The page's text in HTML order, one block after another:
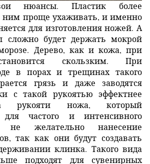
нюансы. Пластик более
ним проще ухаживать, и именно
для изготовления ножей. А
сложно будет держать мокрой
Дерево, как и кожа, при
скользким. При
в порах и трещинах такого
грязь и даже заводятся
с такой рукоятью эффектнее
рукояти ножа, который
для частого и интенсивного
не желательно нанесение
так как они будут создавать
клинка. Такого вида
подходят для сувенирных